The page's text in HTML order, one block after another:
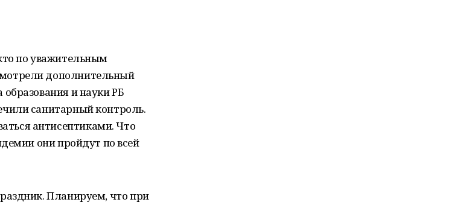
по уважительным
дополнительный
и науки РБ
санитарный контроль.
антисептиками. Что
они пройдут по всей
Планируем, что при